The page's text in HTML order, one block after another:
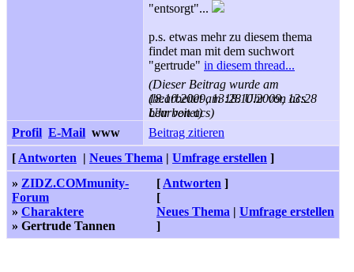
"entsorgt"...
p.s. etwas mehr zu diesem thema
findet man mit dem suchwort
"gertrude" in diesem thread...
(Dieser Beitrag wurde am
18.10.2009, 13:28 Uhr von acs
bearbeitet)
(bearbeitet am 18.10.2009, 13:28
Uhr von acs)
Profil E-Mail www
Beitrag zitieren
[ Antworten | Neues Thema | Umfrage erstellen ]
» ZIDZ.COMmunity-
Forum
» Charaktere
» Gertrude Tannen
[ Antworten ]
[
Neues Thema | Umfrage erstellen
]